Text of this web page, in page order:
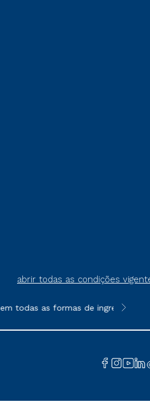
abrir todas as condições
as formas de ingresso,